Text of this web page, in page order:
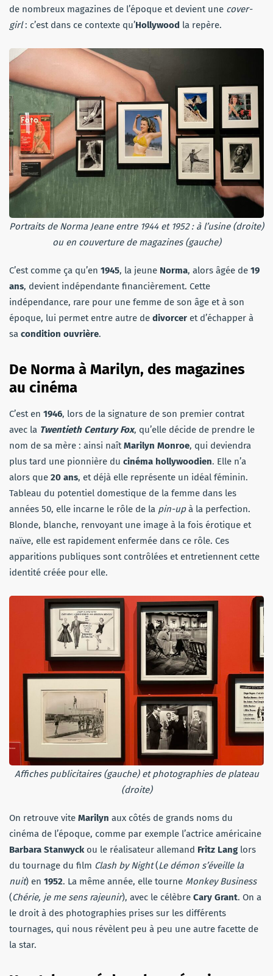
de nombreux magazines de l’époque et devient une cover-
girl: c’est dans ce contexte qu’Hollywood la repère.
Portraits de Norma Jeane entre 1944 et 1952 : à l’usine (droite)
ou en couverture de magazines (gauche)
C’est comme ça qu’en 1945, la jeune Norma, alors âgée de 19
ans, devient indépendante financièrement. Cette
indépendance, rare pour une femme de son âge et à son
époque, lui permet entre autre de divorcer et d’échapper à
sa condition ouvrière.
De Norma à Marilyn, des magazines
au cinéma
C’est en 1946, lors de la signature de son premier contrat
avec la Twentieth Century Fox, qu’elle décide de prendre le
nom de sa mère : ainsi naîtMarilyn Monroe, qui deviendra
plus tard une pionnière du cinéma hollywoodien. Elle n’a
alors que 20 ans, et déjà elle représente un idéal féminin.
Tableau du potentiel domestique de la femme dans les
années 50, elle incarne le rôle de la pin-upà la perfection.
Blonde, blanche, renvoyant une image à la fois érotique et
naïve, elle est rapidement enfermée dans ce rôle. Ces
apparitions publiques sont contrôlées et entretiennent cette
identité créée pour elle.
Affiches publicitaires (gauche) et photographies de plateau
(droite)
On retrouve vite Marilyn aux côtés de grands noms du
cinéma de l’époque, comme par exemple l’actrice américaine
Barbara Stanwyckou le réalisateur allemand Fritz Langlors
du tournage du film Clash by Night(Le démon s’éveille la
nuit) en 1952. La même année, elle tourne Monkey Business
(Chérie, je me sens rajeunir), avec le célèbre Cary Grant. On a
le droit à des photographies prises sur les différents
tournages, qui nous révèlent peu à peu une autre facette de
la star.